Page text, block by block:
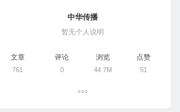
中华传播
暂无个人说明
文章
761
评论
0
浏览
44.7M
点赞
51